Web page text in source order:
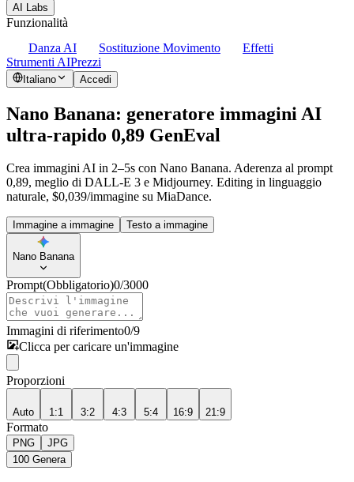
AI Labs
Funzionalità
Danza AI
Sostituzione Movimento
Effetti
Strumenti AIPrezzi
Italiano Accedi
Nano Banana: generatore immagini AI
ultra-rapido 0,89 GenEval
Crea immagini AI in 2–5s con Nano Banana. Aderenza al prompt
0,89, meglio di DALL-E 3 e Midjourney. Editing in linguaggio
naturale, $0,039/immagine su MiaDance.
Immagine a immagine Testo a immagine
Nano Banana
Prompt(Obbligatorio)0/3000
Immagini di riferimento0/9
Clicca per caricare un'immagine
Proporzioni
Auto 1:1 3:2 4:3 5:4 16:9 21:9
Formato
PNG
JPG
100 Genera